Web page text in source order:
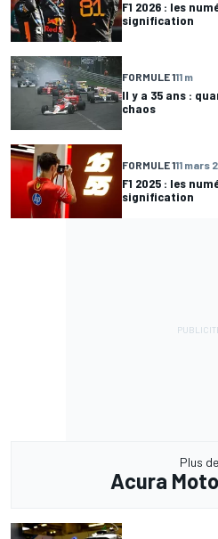
F1 2026 : les
signification
FORMULE 111 m
Il y a 35 ans :
chaos
FORMULE 111 mars
F1 2025 : les
signification
Plus de
Acura